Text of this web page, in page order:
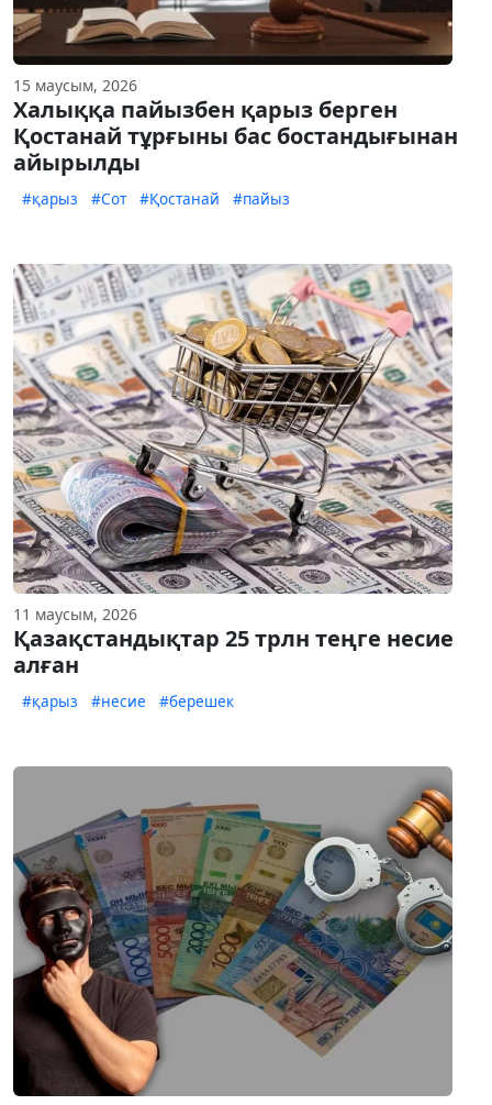
15 маусым, 2026
Халыққа пайызбен қарыз берген
Қостанай тұрғыны бас бостандығынан
айырылды
#қарыз #Сот #Қостанай #пайыз
11 маусым, 2026
Қазақстандықтар 25 трлн теңге несие
алған
#қарыз #несие #берешек